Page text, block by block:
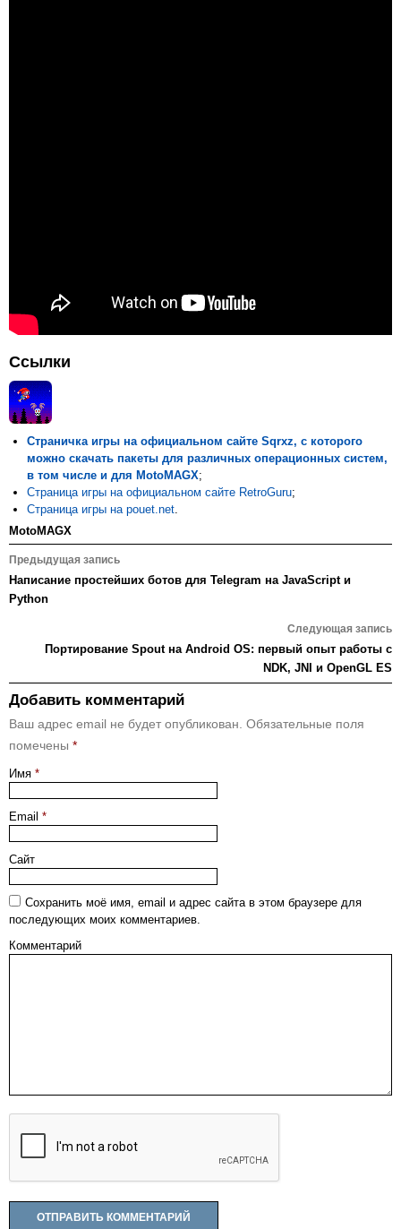
Ссылки
Страничка игры на официальном сайте Sqrxz, с которого
можно скачать пакеты для различных операционных систем,
в том числе и для MotoMAGX;
Страница игры на официальном сайте RetroGuru;
Страница игры на pouet.net.
MotoMAGX
Навигация
по
записям
Предыдущая запись
Написание простейших ботов для Telegram на JavaScript и
Python
Следующая запись
Портирование Spout на Android OS: первый опыт работы с
NDK, JNI и OpenGL ES
Добавить комментарий
Ваш адрес email не будет опубликован. Обязательные поля
помечены *
Имя *
Email *
Сайт
Сохранить моё имя, email и адрес сайта в этом браузере для
последующих моих комментариев.
Комментарий